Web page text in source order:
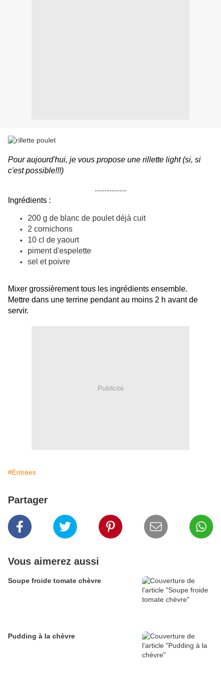
Pour aujourd'hui, je vous propose une rillette light (si, si
c'est possible!!!)
-------------
Ingrédients :
200 g de blanc de poulet déjà cuit
2 cornichons
10 cl de yaourt
piment d'espelette
sel et poivre
Mixer grossièrement tous les ingrédients ensemble.
Mettre dans une terrine pendant au moins 2 h avant de
servir.
Publicité
#Entrées
Partager
Vous aimerez aussi
Soupe froide tomate chèvre
Pudding à la chèvre